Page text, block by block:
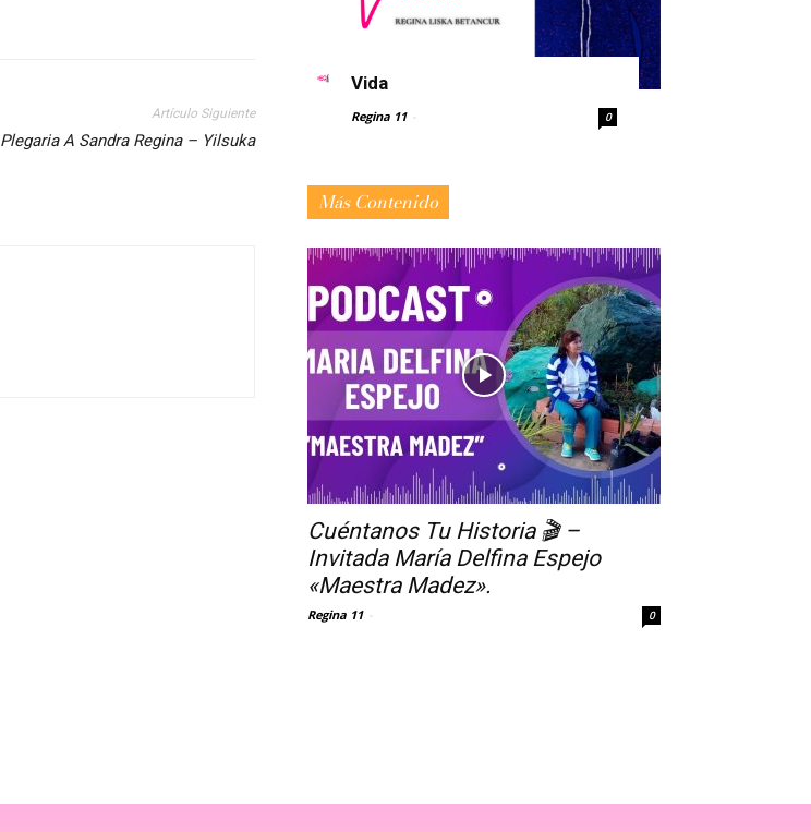
Artículo Siguiente
Plegaria A Sandra Regina – Yilsuka
Vida
Regina 11 0
Más Contenido
Cuéntanos Tu Historia 🎬 –
Invitada María Delfina Espejo
«Maestra Madez».
Regina 11 0